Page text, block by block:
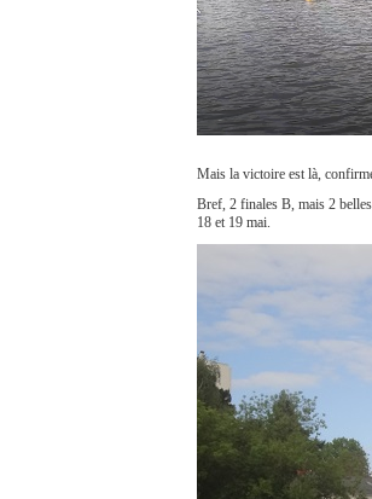
Mais la victoire est là,
Bref, 2 finales B, mais 2
18 et 19 mai.